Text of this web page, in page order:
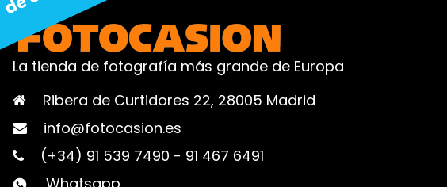
La tienda de fotografía más grande de Europa
Ribera de Curtidores 22, 28005 Madrid
info@fotocasion.es
(+34) 91 539 7490 - 91 467 6491